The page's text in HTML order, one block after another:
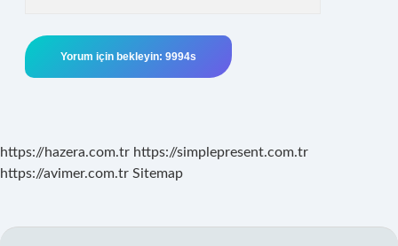
https://hazera.com.tr https://simplepresent.com.tr
https://avimer.com.tr Sitemap